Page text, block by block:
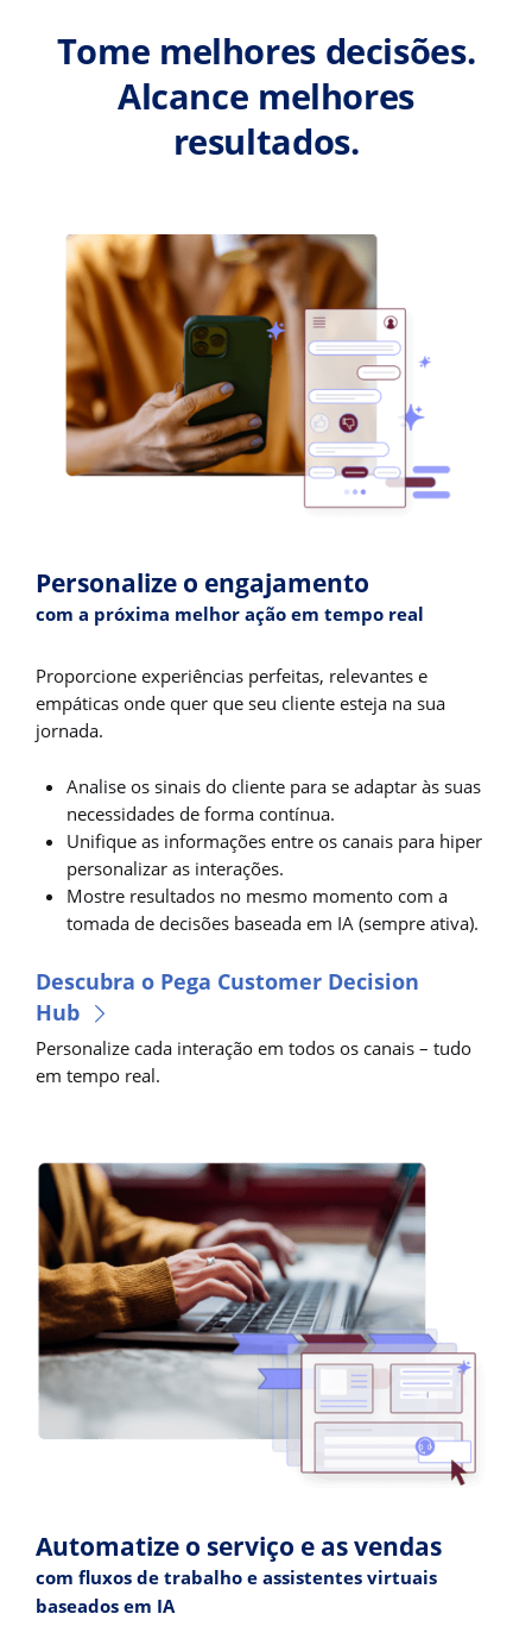
Tome melhores decisões.
Alcance melhores
resultados.
Personalize o engajamento
com a próxima melhor ação em tempo real
Proporcione experiências perfeitas, relevantes e
empáticas onde quer que seu cliente esteja na sua
jornada.
Analise os sinais do cliente para se adaptar às suas
necessidades de forma contínua.
Unifique as informações entre os canais para hiper
personalizar as interações.
Mostre resultados no mesmo momento com a
tomada de decisões baseada em IA (sempre ativa).
Descubra o Pega Customer Decision
Hub
Personalize cada interação em todos os canais – tudo
em tempo real.
Automatize o serviço e as vendas
com fluxos de trabalho e assistentes virtuais
baseados em IA